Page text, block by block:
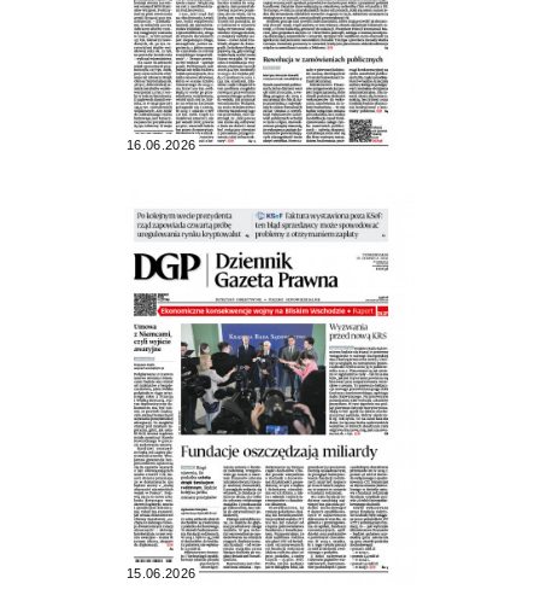
16.06.2026
15.06.2026